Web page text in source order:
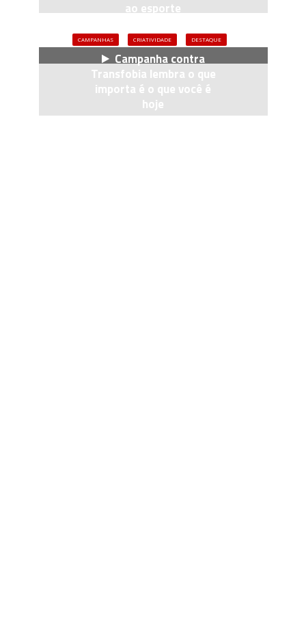
ao esporte
CAMPANHAS CRIATIVIDADE DESTAQUE
Campanha contra
Transfobia lembra o que
importa é o que você é
hoje